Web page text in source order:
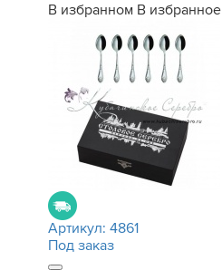
В избранном В избранное
Артикул: 4861
Под заказ